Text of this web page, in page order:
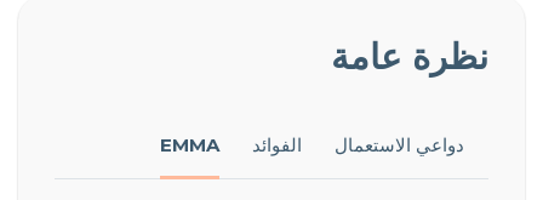
نظرة عامة
EMMA الفوائد دواعي الاستعمال